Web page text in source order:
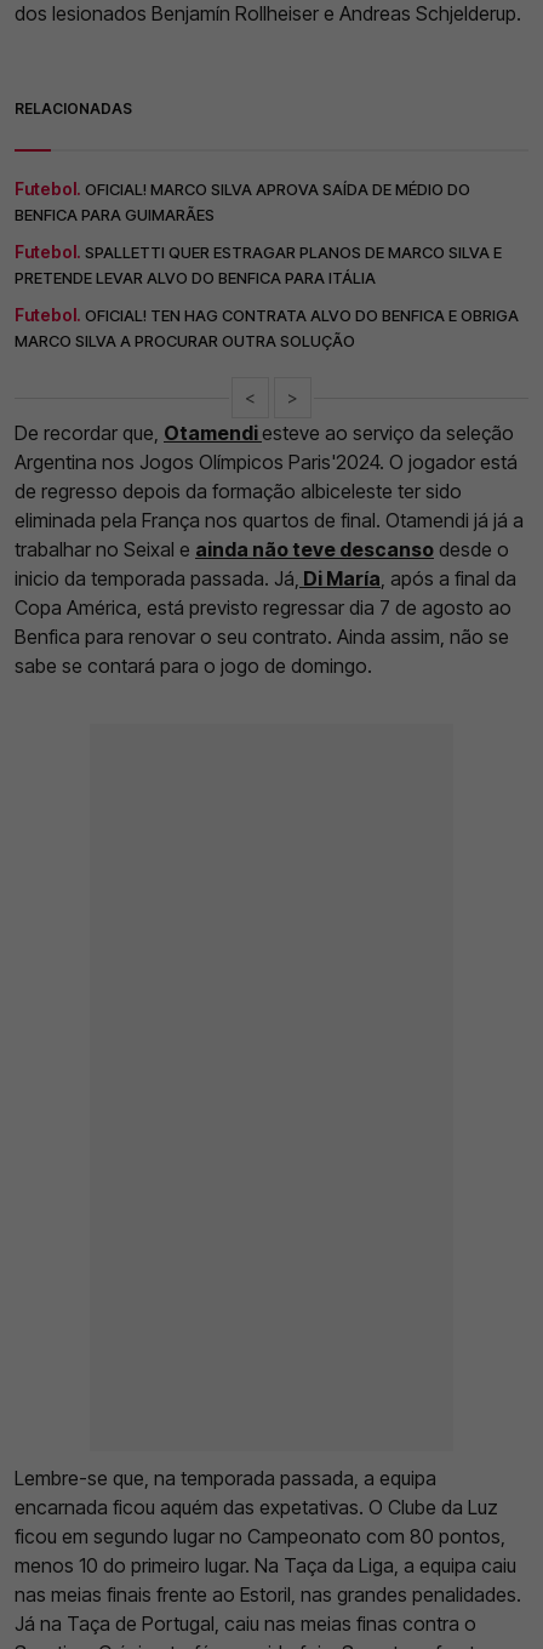
dos lesionados Benjamín Rollheiser e Andreas Schjelderup.
RELACIONADAS
Futebol. OFICIAL! MARCO SILVA APROVA SAÍDA DE MÉDIO DO
BENFICA PARA GUIMARÃES
Futebol. SPALLETTI QUER ESTRAGAR PLANOS DE MARCO SILVA E
PRETENDE LEVAR ALVO DO BENFICA PARA ITÁLIA
Futebol. OFICIAL! TEN HAG CONTRATA ALVO DO BENFICA E OBRIGA
MARCO SILVA A PROCURAR OUTRA SOLUÇÃO
< >
De recordar que, Otamendi esteve ao serviço da seleção
Argentina nos Jogos Olímpicos Paris'2024. O jogador está
de regresso depois da formação albiceleste ter sido
eliminada pela França nos quartos de final. Otamendi já já a
trabalhar no Seixal e ainda não teve descanso desde o
inicio da temporada passada. Já, Di María, após a final da
Copa América, está previsto regressar dia 7 de agosto ao
Benfica para renovar o seu contrato. Ainda assim, não se
sabe se contará para o jogo de domingo.
Lembre-se que, na temporada passada, a equipa
encarnada ficou aquém das expetativas. O Clube da Luz
ficou em segundo lugar no Campeonato com 80 pontos,
menos 10 do primeiro lugar. Na Taça da Liga, a equipa caiu
nas meias finais frente ao Estoril, nas grandes penalidades.
Já na Taça de Portugal, caiu nas meias finas contra o